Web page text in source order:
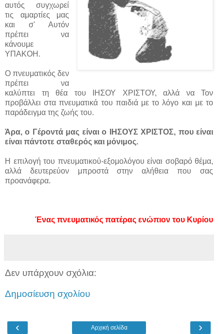
αυτός συγχωρεί
τις αμαρτίες μας
και σ' Αυτόν
πρέπει να
κάνουμε
ΥΠΑΚΟΗ.
Ο πνευματικός δεν
πρέπει να
καλύπτει τη θέα του ΙΗΣΟΥ ΧΡΙΣΤΟΥ, αλλά να Τον
προβάλλει στα πνευματικά του παιδιά με το λόγο και με το
παράδειγμα της ζωής του.
Άρα, ο Γέροντά μας είναι ο ΙΗΣΟΥΣ ΧΡΙΣΤΟΣ, που είναι
είναι πάντοτε σταθερός και μόνιμος.
Η επιλογή του πνευματικού-εξομολόγου είναι σοβαρό θέμα,
αλλά δευτερεύον μπροστά στην αλήθεια που σας
προανάφερα.
Ένας πνευματικός πατέρας ενώπιον του Κυρίου
Δεν υπάρχουν σχόλια:
Δημοσίευση σχολίου
‹ ›
Αρχική σελίδα